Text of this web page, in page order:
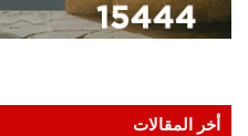
أخر المقالات